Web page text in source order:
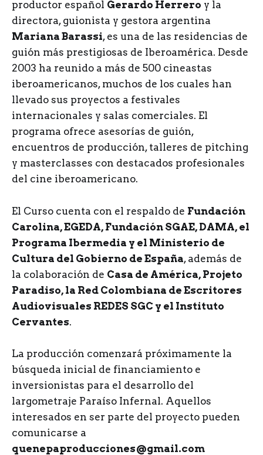
productor español Gerardo Herrero y la
directora, guionista y gestora argentina
Mariana Barassi, es una de las residencias de
guión más prestigiosas de Iberoamérica. Desde
2003 ha reunido a más de 500 cineastas
iberoamericanos, muchos de los cuales han
llevado sus proyectos a festivales
internacionales y salas comerciales. El
programa ofrece asesorías de guión,
encuentros de producción, talleres de pitching
y masterclasses con destacados profesionales
del cine iberoamericano.
El Curso cuenta con el respaldo de Fundación
Carolina, EGEDA, Fundación SGAE, DAMA, el
Programa Ibermedia y el Ministerio de
Cultura del Gobierno de España, además de
la colaboración de Casa de América, Projeto
Paradiso, la Red Colombiana de Escritores
Audiovisuales REDES SGC y el Instituto
Cervantes.
La producción comenzará próximamente la
búsqueda inicial de financiamiento e
inversionistas para el desarrollo del
largometraje Paraíso Infernal. Aquellos
interesados en ser parte del proyecto pueden
comunicarse a
quenepaproducciones@gmail.com